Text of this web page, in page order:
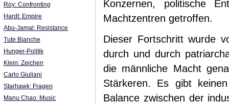
Roy: Confronting
Hardt: Empire
Abu-Jamal: Resistance
Tute Bianche
Hunger-Politik
Klein: Zeichen
Carlo Giuliani
Starhawk: Fragen
Manu Chao: Music
Konzernen, politische
Machtzentren getroffen.
Dieser Fortschritt wurde
durch und durch
die männliche Macht
Stärkeren. Es gibt
Balance zwischen der